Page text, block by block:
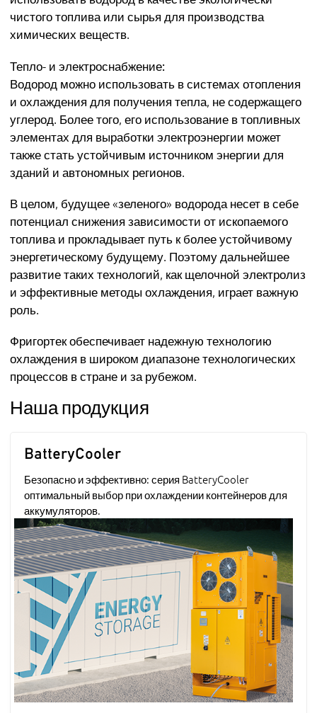
чистого топлива или сырья для производства
химических веществ.
Тепло- и электроснабжение:
Водород можно использовать в системах отопления
и охлаждения для получения тепла, не содержащего
углерод. Более того, его использование в топливных
элементах для выработки электроэнергии может
также стать устойчивым источником энергии для
зданий и автономных регионов.
В целом, будущее «зеленого» водорода несет в себе
потенциал снижения зависимости от ископаемого
топлива и прокладывает путь к более устойчивому
энергетическому будущему. Поэтому дальнейшее
развитие таких технологий, как щелочной электролиз
и эффективные методы охлаждения, играет важную
роль.
Фригортек обеспечивает надежную технологию
охлаждения в широком диапазоне технологических
процессов в стране и за рубежом.
Наша продукция
BatteryCooler
Безопасно и эффективно: серия BatteryCooler
оптимальный выбор при охлаждении контейнеров для
аккумуляторов.